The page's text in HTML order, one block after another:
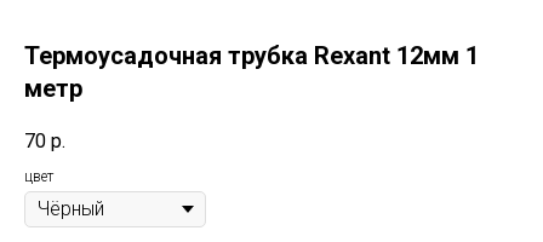
Термоусадочная трубка Rexant 12мм 1
метр
70 р.
цвет